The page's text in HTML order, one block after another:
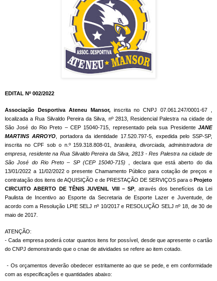
EDITAL Nº 002/2022
Associação Desportiva Ateneu Mansor, inscrita no CNPJ 07.061.247/0001-67 ,
localizada a Rua Silvaldo Pereira da Silva, nº 2813, Residencial Palestra na cidade de
São José do Rio Preto – CEP 15040-715, representado pela sua Presidente JANE
MARTINS ARROYO, portadora da identidade 17.520.797-5, expedida pelo SSP-SP,
inscrita no CPF sob o n.º 159.318.808-01,
brasileira, divorciada, administradora de
empresa, residente na Rua Silvaldo Pereira da Silva, 2813 - Res Palestra na cidade de
São José do Rio Preto – SP (CEP 15040-715) , declara que está aberto do dia
13/01/2022 a 11/02/2022 o presente Chamamento Público para cotação de preços e
contratação dos itens de AQUISIÇÃO e de PRESTAÇÃO DE SERVIÇOS para o Projeto
CIRCUITO ABERTO DE TÊNIS JUVENIL VIII – SP , através dos benefícios da Lei
Paulista de Incentivo ao Esporte da Secretaria de Esporte Lazer e Juventude, de
acordo com a Resolução LPIE SELJ nº 10/2017 e RESOLUÇÃO SELJ nº 18, de 30 de
maio de 2017.
ATENÇÃO:
- Cada empresa poderá cotar quantos itens for possível, desde que apresente o cartão
do CNPJ demonstrando que o cnae de atividades se refere ao item cotado.
- Os orçamentos deverão obedecer estritamente ao que se pede, e em conformidade
com as especificações e quantidades abaixo: